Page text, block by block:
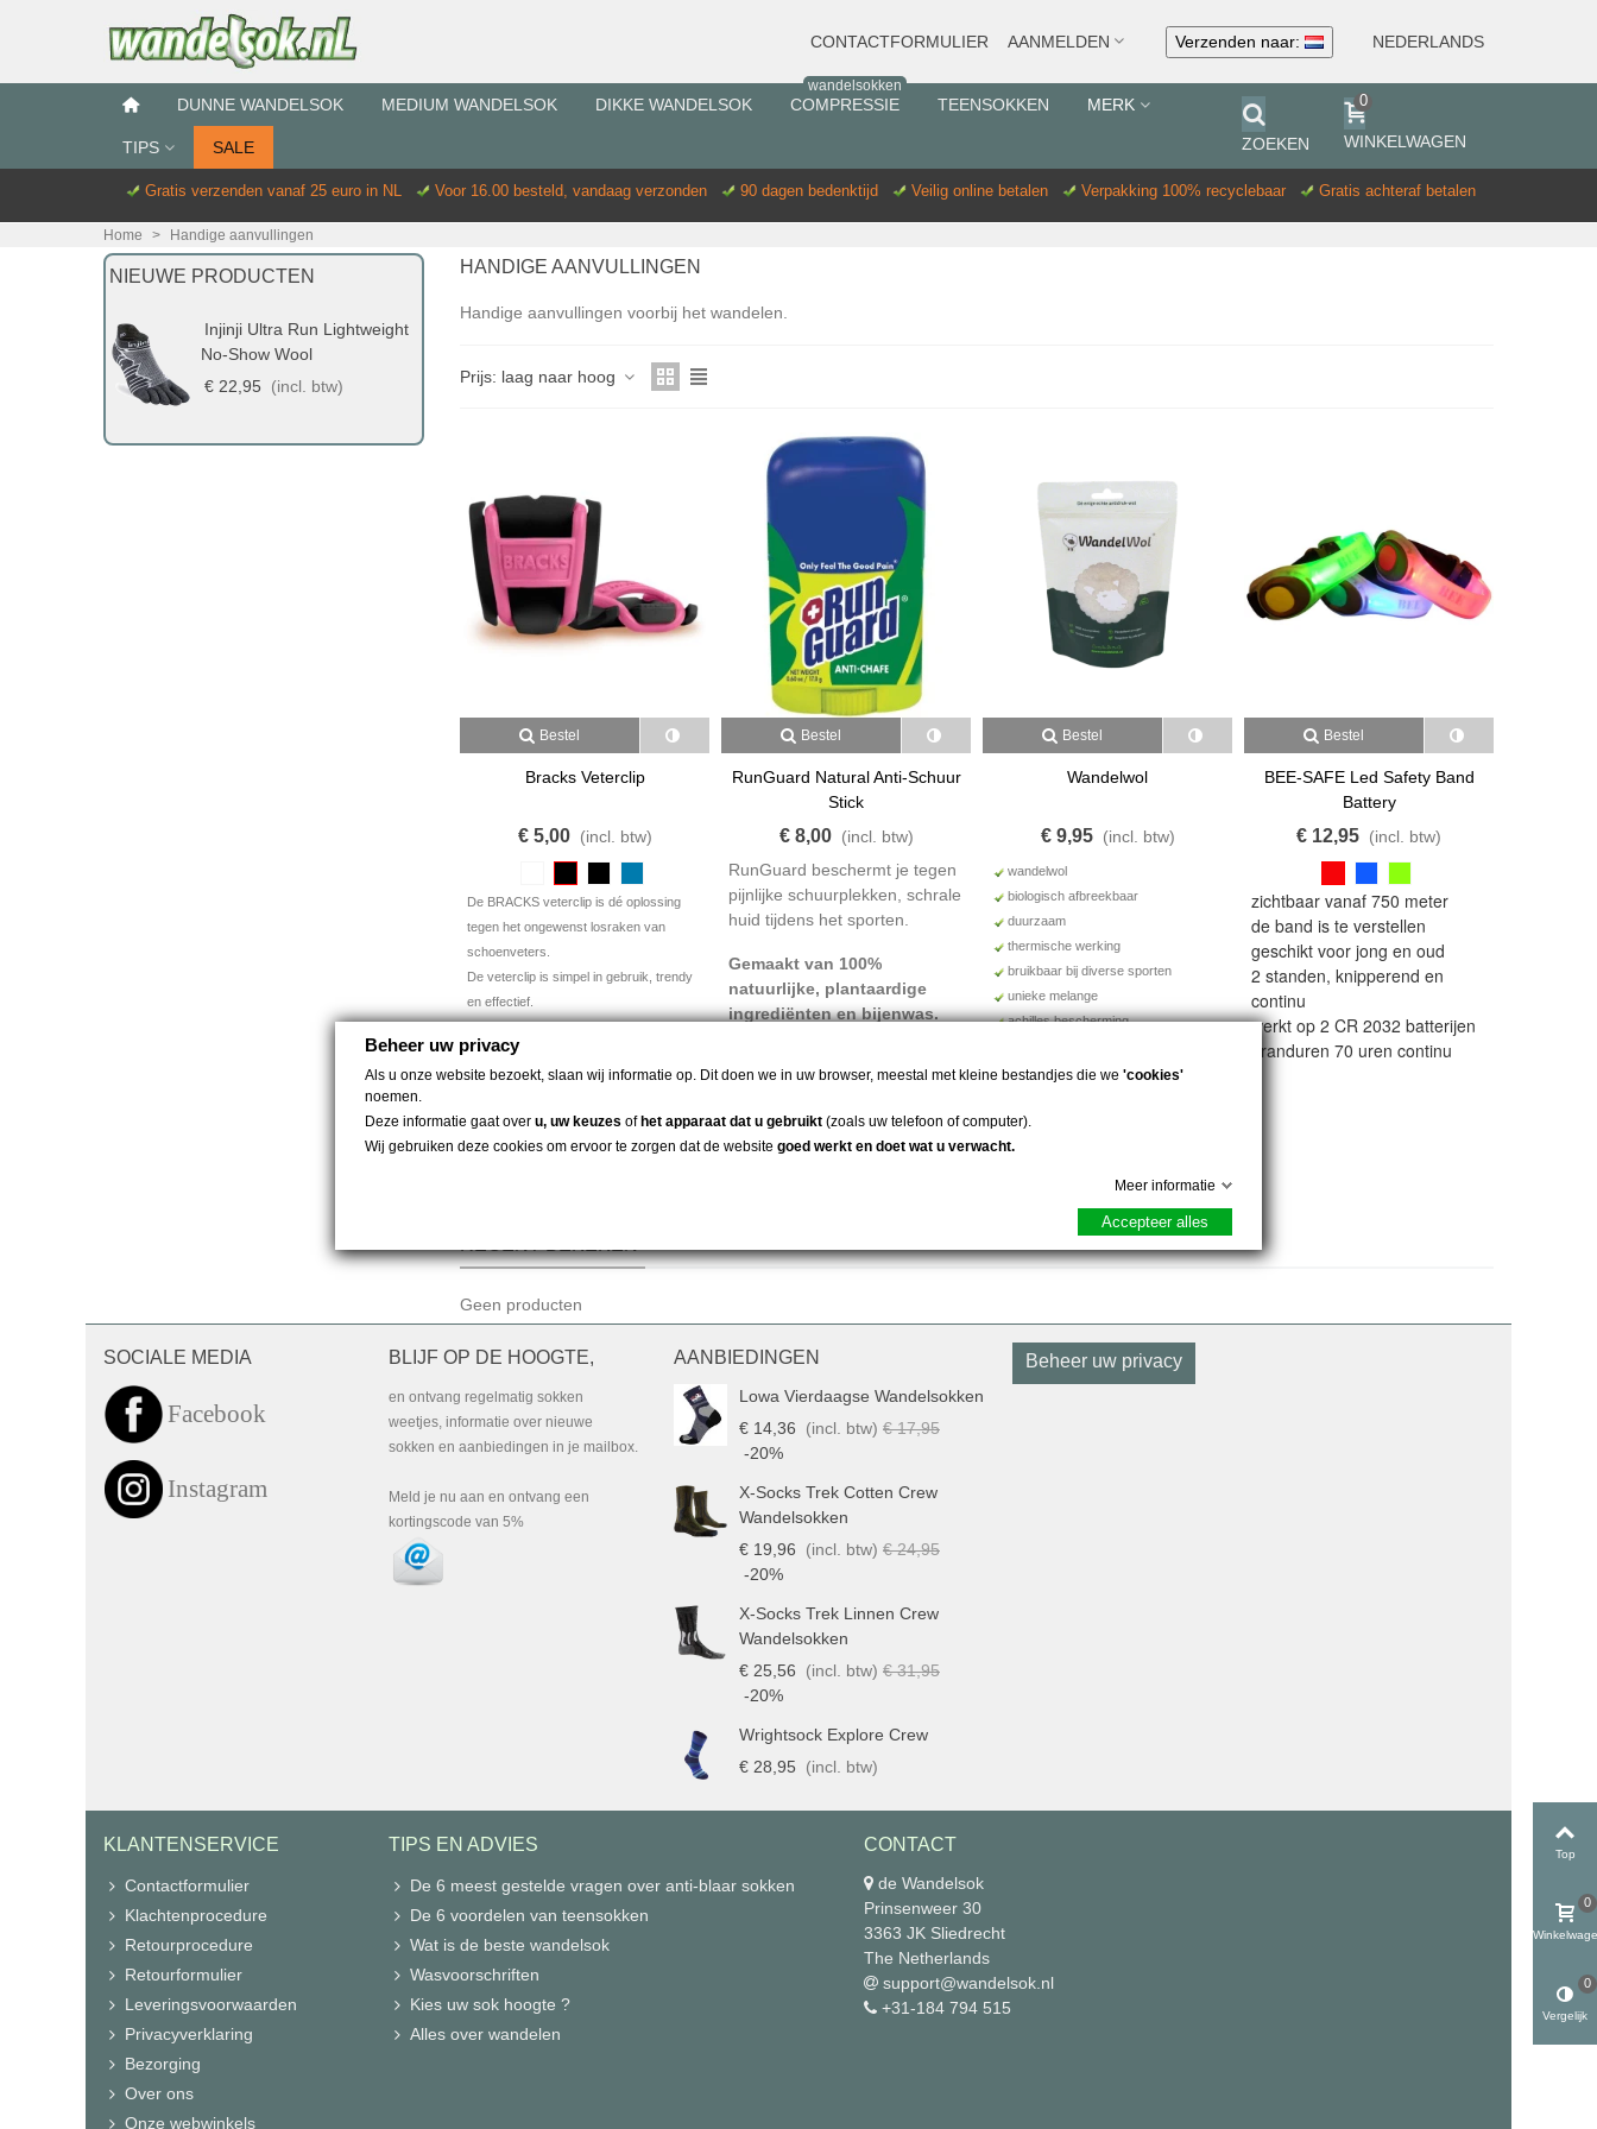
CONTACTFORMULIER AANMELDEN Verzenden naar: NEDERLANDS
DUNNE WANDELSOK MEDIUM WANDELSOK DIKKE WANDELSOK COMPRESSIE
wandelsokken
TEENSOKKEN MERK
TIPS SALE ZOEKEN
0
WINKELWAGEN
Gratis verzenden vanaf 25 euro in NL Voor 16.00 besteld, vandaag verzonden 90 dagen bedenktijd Veilig online betalen Verpakking 100% recyclebaar Gratis achteraf betalen
Home > Handige aanvullingen
NIEUWE PRODUCTEN
Injinji Ultra Run Lightweight
No-Show Wool
€ 22,95
(incl. btw)
HANDIGE AANVULLINGEN
Handige aanvullingen voorbij het wandelen.
Prijs: laag naar hoog
Bestel
Bracks Veterclip
€ 5,00 (incl. btw)
De BRACKS veterclip is dé oplossing
tegen het ongewenst losraken van
schoenveters.
De veterclip is simpel in gebruik, trendy
en effectief.
Bestel
RunGuard Natural Anti-Schuur
Stick
€ 8,00 (incl. btw)
RunGuard beschermt je tegen
pijnlijke schuurplekken, schrale
huid tijdens het sporten.
Gemaakt van 100%
natuurlijke, plantaardige
ingrediënten en bijenwas.
(17 gram) verpakking voor de
Bestel
Wandelwol
€ 9,95 (incl. btw)
wandelwol
biologisch afbreekbaar
duurzaam
thermische werking
bruikbaar bij diverse sporten
unieke melange
achilles bescherming
Bestel
BEE-SAFE Led Safety Band
Battery
€ 12,95 (incl. btw)
zichtbaar vanaf 750 meter
de band is te verstellen
geschikt voor jong en oud
2 standen, knipperend en
continu
werkt op 2 CR 2032 batterijen
branduren 70 uren continu
RECENT BEKEKEN
Geen producten
SOCIALE MEDIA
Facebook
Instagram
BLIJF OP DE HOOGTE,
en ontvang regelmatig sokken
weetjes, informatie over nieuwe
sokken en aanbiedingen in je mailbox.
Meld je nu aan en ontvang een
kortingscode van 5%
AANBIEDINGEN
Lowa Vierdaagse Wandelsokken
€ 14,36
(incl. btw) € 17,95
-20%
X-Socks Trek Cotten Crew
Wandelsokken
€ 19,96
(incl. btw) € 24,95
-20%
X-Socks Trek Linnen Crew
Wandelsokken
€ 25,56
(incl. btw) € 31,95
-20%
Wrightsock Explore Crew
€ 28,95
(incl. btw)
Beheer uw privacy
KLANTENSERVICE
Contactformulier
Klachtenprocedure
Retourprocedure
Retourformulier
Leveringsvoorwaarden
Privacyverklaring
Bezorging
Over ons
Onze webwinkels
TIPS EN ADVIES
De 6 meest gestelde vragen over anti-blaar sokken
De 6 voordelen van teensokken
Wat is de beste wandelsok
Wasvoorschriften
Kies uw sok hoogte ?
Alles over wandelen
CONTACT
de Wandelsok
Prinsenweer 30
3363 JK Sliedrecht
The Netherlands
support@wandelsok.nl
+31-184 794 515
Top
0
Vergelijk
0
Beheer uw privacy
Als u onze website bezoekt, slaan wij informatie op. Dit doen we in uw browser, meestal met kleine bestandjes die we 'cookies'
noemen.
Deze informatie gaat over u, uw keuzes of het apparaat dat u gebruikt (zoals uw telefoon of computer).
Wij gebruiken deze cookies om ervoor te zorgen dat de website goed werkt en doet wat u verwacht.
Meer informatie
Accepteer alles